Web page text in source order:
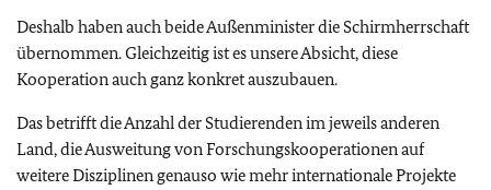
Deshalb haben auch beide Außenminister die Schirmherrschaft
übernommen. Gleichzeitig ist es unsere Absicht, diese
Kooperation auch ganz konkret auszubauen.
Das betrifft die Anzahl der Studierenden im jeweils anderen
Land, die Ausweitung von Forschungskooperationen auf
weitere Disziplinen genauso wie mehr internationale Projekte